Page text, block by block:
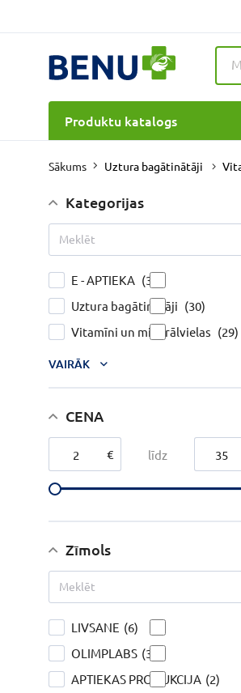
Produktu katalogs
Sākums Uztura bagātinātāji
Kategorijas
E - APTIEKA (35)
Uztura bagātinātāji (30)
Vitamīni un minerālvielas (29)
VAIRĀK
CENA
€ līdz
Zīmols
LIVSANE (6)
OLIMPLABS (3)
APTIEKAS PRODUKCIJA (2)